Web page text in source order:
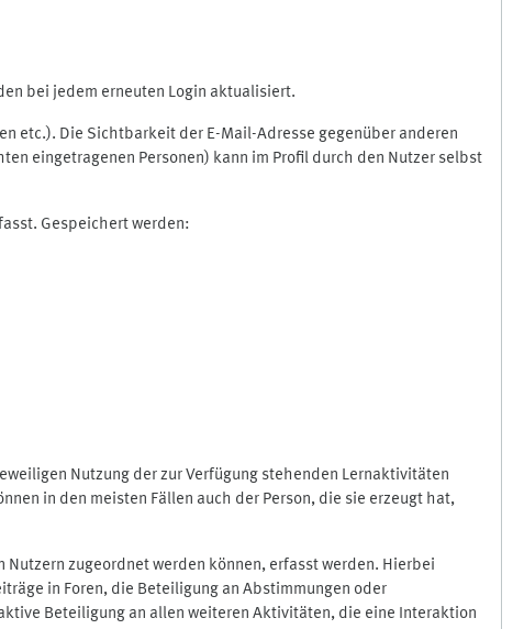
bei jedem erneuten Login aktualisiert.
etc.). Die Sichtbarkeit der E-Mail-Adresse gegenüber anderen
eingetragenen Personen) kann im Profil durch den Nutzer selbst
Gespeichert werden:
Nutzung der zur Verfügung stehenden Lernaktivitäten
in den meisten Fällen auch der Person, die sie erzeugt hat,
zugeordnet werden können, erfasst werden. Hierbei
in Foren, die Beteiligung an Abstimmungen oder
Beteiligung an allen weiteren Aktivitäten, die eine Interaktion